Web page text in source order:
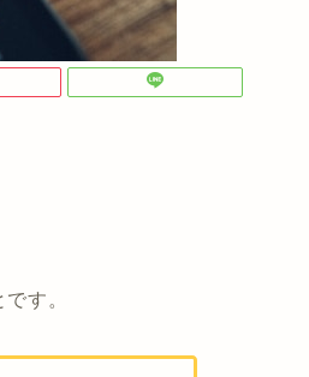
す。